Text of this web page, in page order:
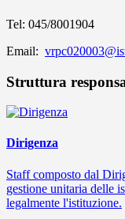
Tel: 045/8001904
Email:
Struttura
Dirigenza
Staff composto dal
gestione unitaria delle
legalmente l'istituzione.